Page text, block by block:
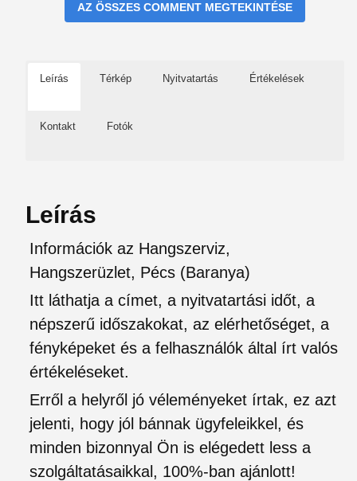
AZ ÖSSZES COMMENT MEGTEKINTÉSE
Leírás Térkép Nyitvatartás Értékelések
Kontakt Fotók
Leírás
Információk az Hangszerviz,
Hangszerüzlet, Pécs (Baranya)
Itt láthatja a címet, a nyitvatartási időt, a
népszerű időszakokat, az elérhetőséget, a
fényképeket és a felhasználók által írt valós
értékeléseket.
Erről a helyről jó véleményeket írtak, ez azt
jelenti, hogy jól bánnak ügyfeleikkel, és
minden bizonnyal Ön is elégedett less a
szolgáltatásaikkal, 100%-ban ajánlott!